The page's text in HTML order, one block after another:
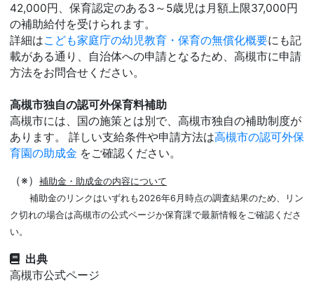
42,000円、保育認定のある3～5歳児は月額上限37,000円
の補助給付を受けられます。
詳細はこども家庭庁の幼児教育・保育の無償化概要にも記
載がある通り、自治体への申請となるため、高槻市に申請
方法をお問合せください。
高槻市独自の認可外保育料補助
高槻市には、国の施策とは別で、高槻市独自の補助制度が
あります。 詳しい支給条件や申請方法は高槻市の認可外保
育園の助成金 をご確認ください。
（※）
補助金・助成金の内容について
補助金のリンクはいずれも2026年6月時点の調査結果のため、リン
ク切れの場合は高槻市の公式ページか保育課で最新情報をご確認くださ
い。
出典
高槻市公式ページ